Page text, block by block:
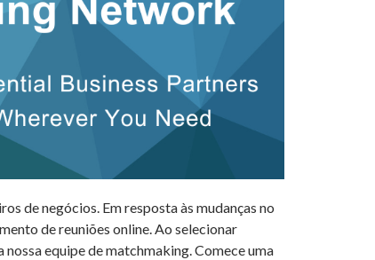
de negócios. Em resposta às mudanças no
de reuniões online. Ao selecionar
equipe de matchmaking. Comece uma